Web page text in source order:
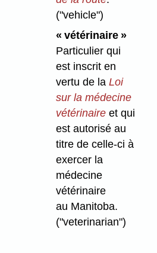
("vehicle")
« vétérinaire »
Particulier qui
est inscrit en
vertu de la Loi
sur la médecine
vétérinaireet qui
est autorisé au
titre de celle-ci à
exercer la
médecine
vétérinaire
au Manitoba.
("veterinarian")